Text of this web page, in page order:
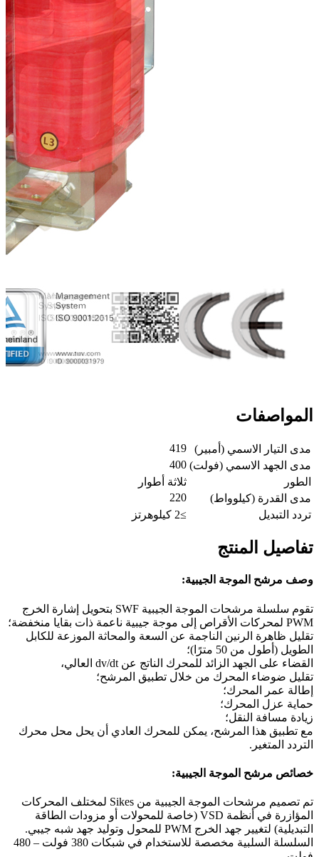
المواصفات
مدى التيار الاسمي (أمبير)
419
مدى الجهد الاسمي (فولت) 400
الطور
ثلاثة أطوار
مدى القدرة (كيلوواط)
220
تردد التبديل
≥2 كيلوهرتز
تفاصيل المنتج
وصف مرشح الموجة الجيبية:
تقوم سلسلة مرشحات الموجة الجيبية SWF بتحويل إشارة الخرج
PWM لمحركات الأقراص إلى موجة جيبية ناعمة ذات بقايا منخفضة؛
تقليل ظاهرة الرنين الناجمة عن السعة والمحاثة الموزعة للكابل
الطويل (أطول من 50 مترًا)؛
القضاء على الجهد الزائد للمحرك الناتج عن dv/dt العالي،
تقليل ضوضاء المحرك من خلال تطبيق المرشح؛
إطالة عمر المحرك؛
حماية عزل المحرك؛
زيادة مسافة النقل؛
مع تطبيق هذا المرشح، يمكن للمحرك العادي أن يحل محل محرك
التردد المتغير.
خصائص مرشح الموجة الجيبية:
تم تصميم مرشحات الموجة الجيبية من Sikes لمختلف المحركات
المؤازرة في أنظمة VSD (خاصة للمحولات أو مزودات الطاقة
التبديلية) لتغيير جهد الخرج PWM للمحول وتوليد جهد شبه جيبي.
السلسلة السلبية مخصصة للاستخدام في شبكات 380 فولت – 480